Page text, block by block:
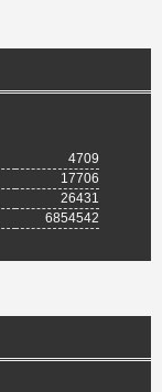
4709
17706
26431
6854542